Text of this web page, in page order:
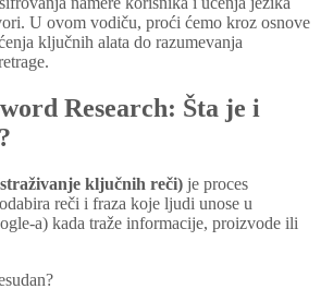
U ovom vodiču, proći ćemo kroz osnove
ključnih alata do razumevanja
Research: Šta je i
ključnih reči) je proces
reči i fraza koje ljudi unose u
a) kada traže informacije, proizvode ili